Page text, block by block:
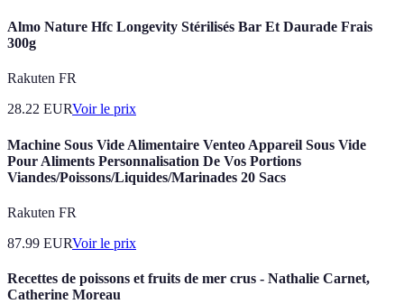
Almo Nature Hfc Longevity Stérilisés Bar Et Daurade Frais
300g
Rakuten FR
28.22 EURVoir le prix
Machine Sous Vide Alimentaire Venteo Appareil Sous Vide
Pour Aliments Personnalisation De Vos Portions
Viandes/Poissons/Liquides/Marinades 20 Sacs
Rakuten FR
87.99 EURVoir le prix
Recettes de poissons et fruits de mer crus - Nathalie Carnet,
Catherine Moreau